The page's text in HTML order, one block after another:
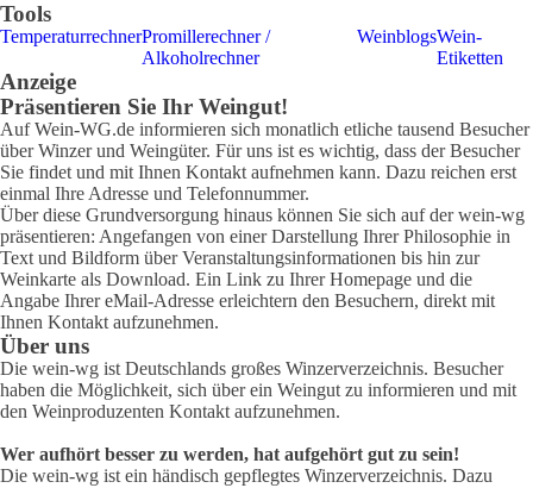
Tools
TemperaturrechnerPromillerechner /
Alkoholrechner
WeinblogsWein-
Etiketten
Anzeige
Präsentieren Sie Ihr Weingut!
Auf Wein-WG.de informieren sich monatlich etliche tausend Besucher
über Winzer und Weingüter. Für uns ist es wichtig, dass der Besucher
Sie findet und mit Ihnen Kontakt aufnehmen kann. Dazu reichen erst
einmal Ihre Adresse und Telefonnummer.
Über diese Grundversorgung hinaus können Sie sich auf der wein-wg
präsentieren: Angefangen von einer Darstellung Ihrer Philosophie in
Text und Bildform über Veranstaltungsinformationen bis hin zur
Weinkarte als Download. Ein Link zu Ihrer Homepage und die
Angabe Ihrer eMail-Adresse erleichtern den Besuchern, direkt mit
Ihnen Kontakt aufzunehmen.
Über uns
Die wein-wg ist Deutschlands großes Winzerverzeichnis. Besucher
haben die Möglichkeit, sich über ein Weingut zu informieren und mit
den Weinproduzenten Kontakt aufzunehmen.
Wer aufhört besser zu werden, hat aufgehört gut zu sein!
Die wein-wg ist ein händisch gepflegtes Winzerverzeichnis. Dazu